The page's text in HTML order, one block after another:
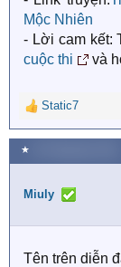
Mộc Nhiên
- Lời cam kết:
cuộc thi
và
R
e
a
c
i
n
:
Static7
★
Miuly
Tên trên diễn